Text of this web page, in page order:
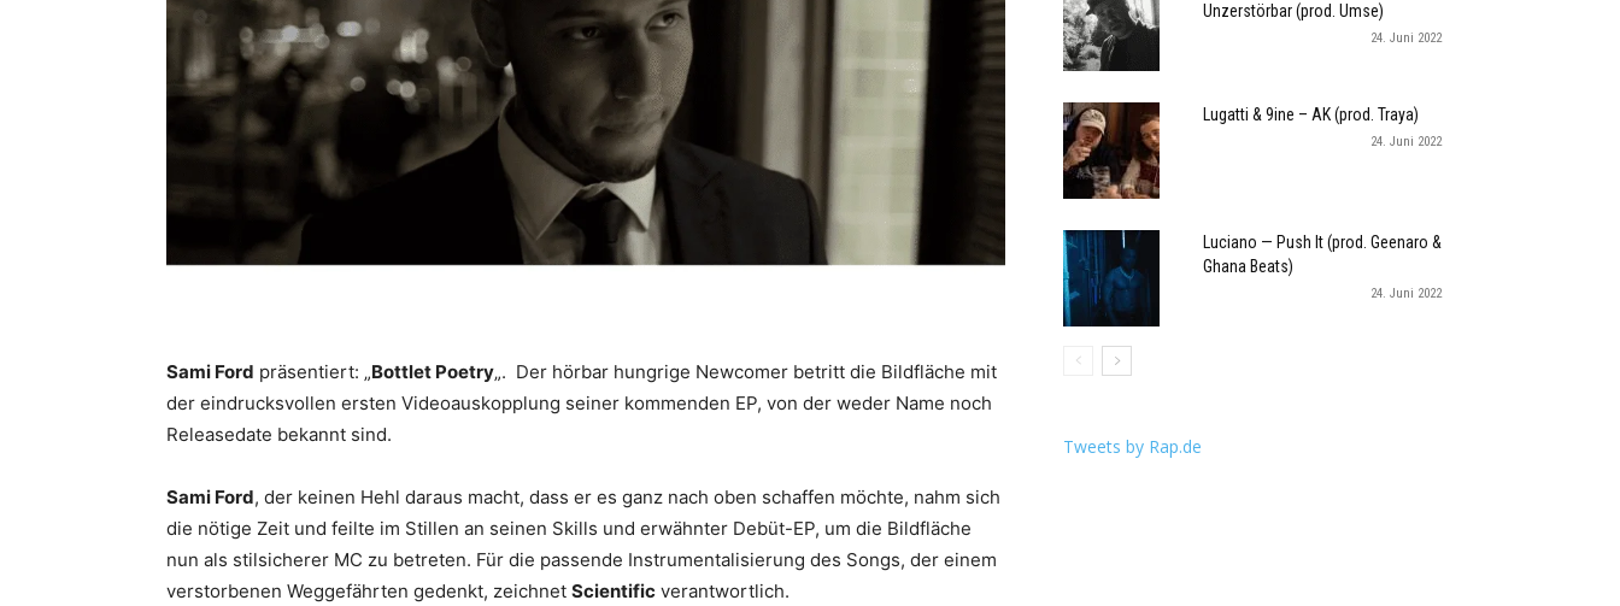
Sami Ford präsentiert: „Bottlet Poetry„. Der hörbar hungrige Newcomer betritt die Bildfläche mit
der eindrucksvollen ersten Videoauskopplung seiner kommenden EP, von der weder Name noch
Releasedate bekannt sind.
Sami Ford, der keinen Hehl daraus macht, dass er es ganz nach oben schaffen möchte, nahm sich
die nötige Zeit und feilte im Stillen an seinen Skills und erwähnter Debüt-EP, um die Bildfläche
nun als stilsicherer MC zu betreten. Für die passende Instrumentalisierung des Songs, der einem
verstorbenen Weggefährten gedenkt, zeichnet Scientific verantwortlich.
Unzerstörbar (prod. Umse)
24. Juni 2022
Lugatti & 9ine – AK (prod. Traya)
24. Juni 2022
Luciano — Push It (prod. Geenaro &
Ghana Beats)
24. Juni 2022
Tweets by Rap.de